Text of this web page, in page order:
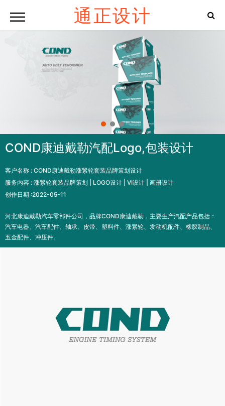
通正设计
COND康迪戴勒汽配Logo,包装设计
客户名称 : COND康迪戴勒涨紧轮套装品牌策划设计
服务内容 : 涨紧轮套装品牌策划 | LOGO设计 | VI设计 | 画册设计
创作日期 :2022-05-11
河北康迪戴勒汽车零部件公司，品牌COND康迪戴勒，主要生产汽配产品包括：
汽车电器、汽车配件、轴承、皮带、塑料件、涨紧轮、发动机配件、橡胶制品、
五金配件、冲压件。